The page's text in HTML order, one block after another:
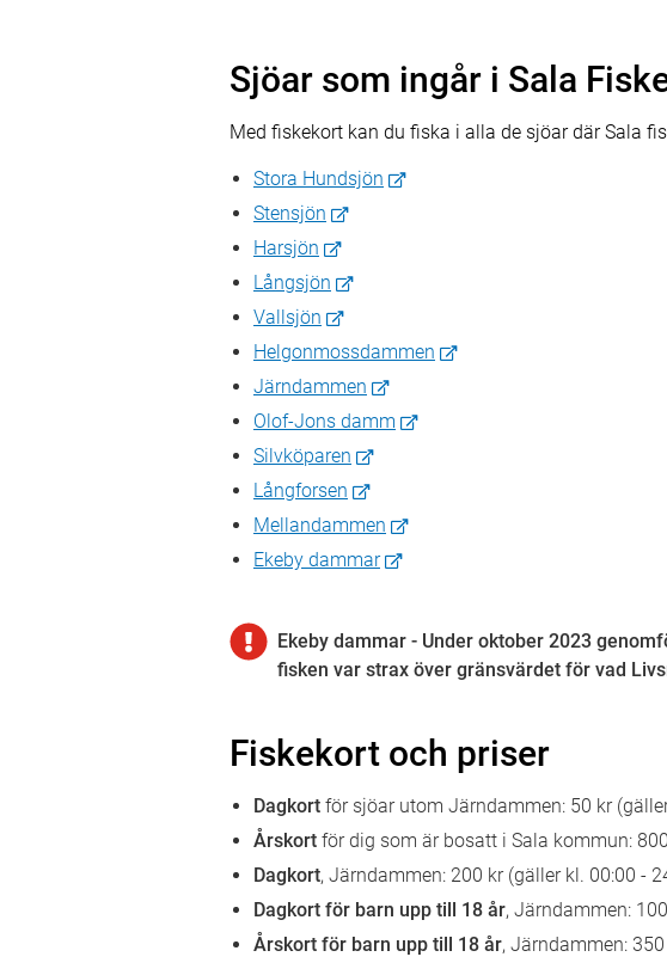
Sjöar som ingår i Sala
Med fiskekort kan du fiska i alla de sjöar där Sala
Stora Hundsjön
Stensjön
Harsjön
Långsjön
Vallsjön
Helgonmossdammen
Järndammen
Olof-Jons damm
Silvköparen
Långforsen
Mellandammen
Ekeby dammar
Ekeby dammar - Under oktober 2023
fisken var strax över gränsvärdet för vad
Fiskekort och priser
Dagkort för sjöar utom Järndammen: 50 kr
Årskort för dig som är bosatt i Sala kommun:
Dagkort, Järndammen: 200 kr (gäller kl. 00:00 -
Dagkort för barn upp till 18 år, Järndammen:
Årskort för barn upp till 18 år, Järndammen: